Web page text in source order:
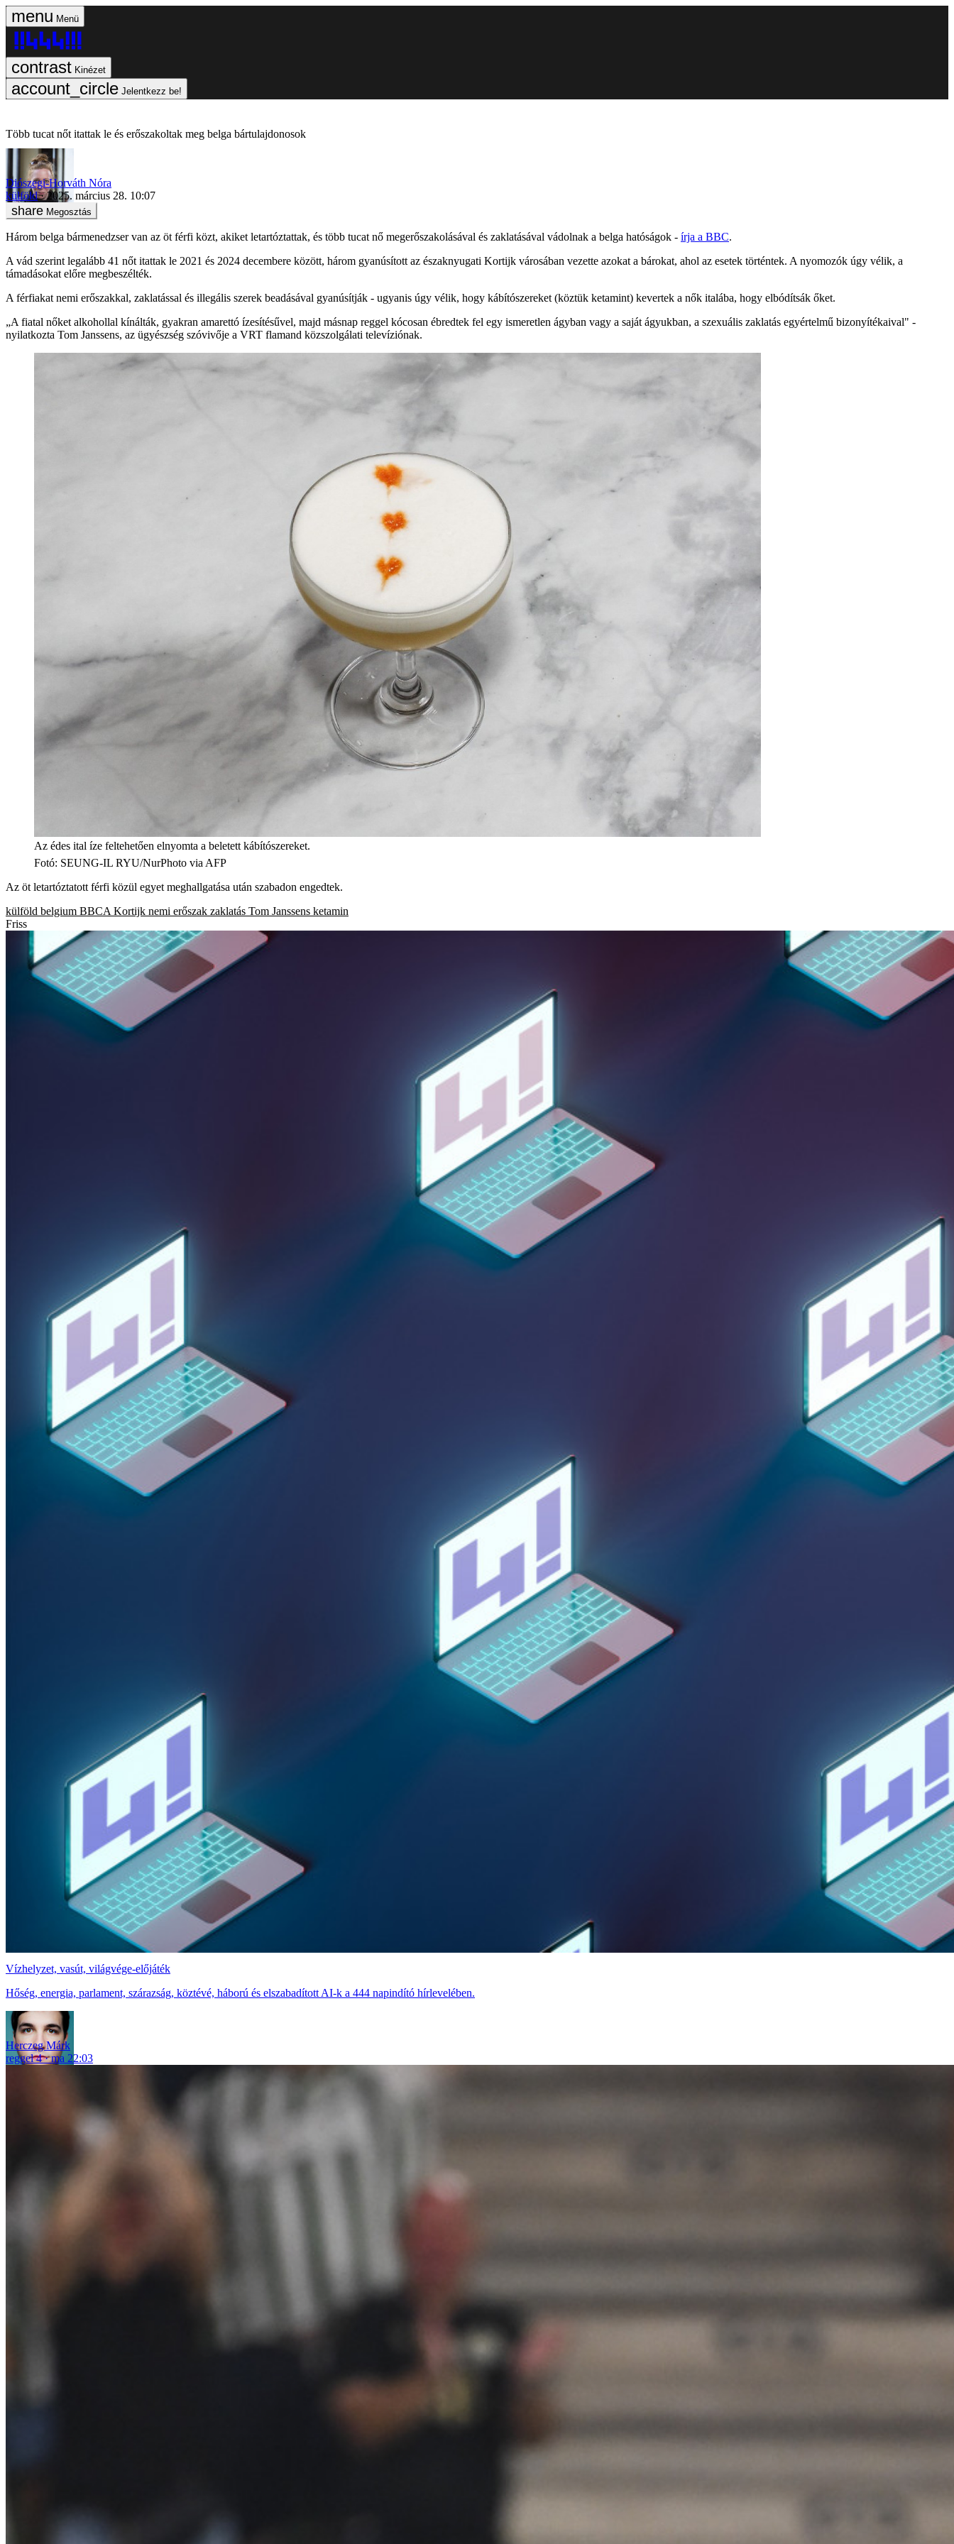
Menü
Kinézet
Jelentkezz be!
Több tucat nőt itattak le és erőszakoltak meg belga bártulajdonosok
Diószegi-Horváth Nóra
külföld
2025. március 28. 10:07
Megosztás
Három belga bármenedzser van az öt férfi közt, akiket letartóztattak, és több tucat nő megerőszakolásával és zaklatásával vádolnak a belga hatóságok - írja a BBC.
A vád szerint legalább 41 nőt itattak le 2021 és 2024 decembere között, három gyanúsított az északnyugati Kortijk városában vezette azokat a bárokat, ahol az esetek történtek. A nyomozók úgy vélik, a
támadásokat előre megbeszélték.
A férfiakat nemi erőszakkal, zaklatással és illegális szerek beadásával gyanúsítják - ugyanis úgy vélik, hogy kábítószereket (köztük ketamint) kevertek a nők italába, hogy elbódítsák őket.
„A fiatal nőket alkohollal kínálták, gyakran amarettó ízesítésűvel, majd másnap reggel kócosan ébredtek fel egy ismeretlen ágyban vagy a saját ágyukban, a szexuális zaklatás egyértelmű bizonyítékaival" -
nyilatkozta Tom Janssens, az ügyészség szóvivője a VRT flamand közszolgálati televíziónak.
Az édes ital íze feltehetően elnyomta a beletett kábítószereket.
Fotó: SEUNG-IL RYU/NurPhoto via AFP
Az öt letartóztatott férfi közül egyet meghallgatása után szabadon engedtek.
külföld belgium BBCA Kortijk nemi erőszak zaklatás Tom Janssens ketamin
Friss
Vízhelyzet, vasút, világvége-előjáték
Hőség, energia, parlament, szárazság, köztévé, háború és elszabadított AI-k a 444 napindító hírlevelében.
Herczeg Márk
reggel 4
ma 22:03